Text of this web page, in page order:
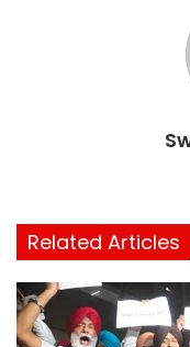
Related Articles